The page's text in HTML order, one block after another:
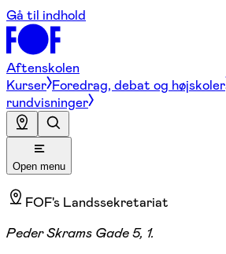
Gå til indhold
Aftenskolen
Kurser Foredrag, debat og højskoler
rundvisninger
Open menu
FOF's Landssekretariat
Peder Skrams Gade 5, 1.